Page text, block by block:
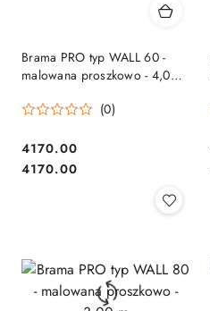
Brama PRO typ WALL 60 -
malowana proszkowo - 4,00
(0)
Cena:
4170.00
Cena:
4170.00